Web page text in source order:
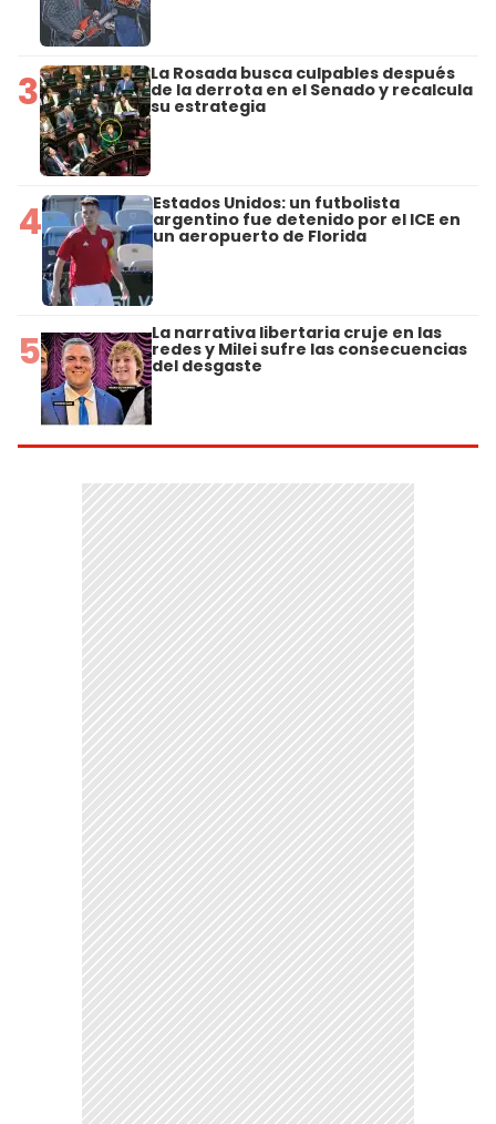
3 La Rosada busca culpables después
de la derrota en el Senado y recalcula
su estrategia
4 Estados Unidos: un futbolista
argentino fue detenido por el ICE en
un aeropuerto de Florida
5 La narrativa libertaria cruje en las
redes y Milei sufre las consecuencias
del desgaste